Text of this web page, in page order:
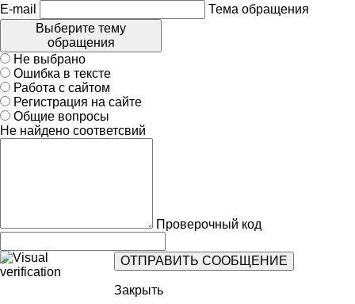
E-mail
Тема обращения
Выберите тему
обращения
Не выбрано
Ошибка в тексте
Работа с сайтом
Регистрация на сайте
Общие вопросы
Не найдено соответсвий
Проверочный код
Закрыть